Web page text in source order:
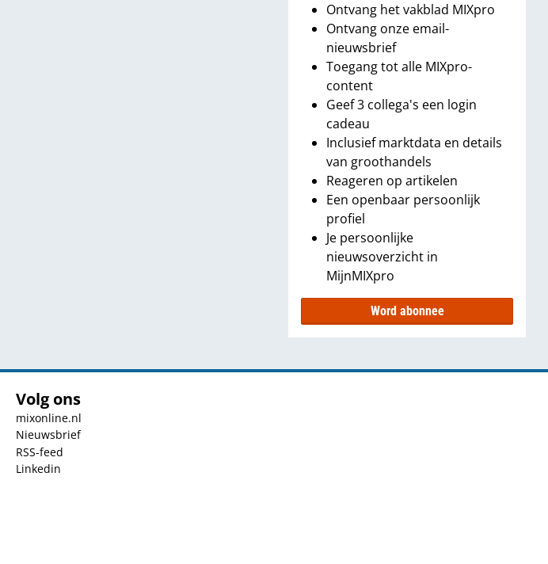
Ontvang het vakblad MIXpro
Ontvang onze email-
nieuwsbrief
Toegang tot alle MIXpro-
content
Geef 3 collega's een login
cadeau
Inclusief marktdata en details
van groothandels
Reageren op artikelen
Een openbaar persoonlijk
profiel
Je persoonlijke
nieuwsoverzicht in
MijnMIXpro
Word abonnee
Volg ons
mixonline.nl
Nieuwsbrief
RSS-feed
Linkedin